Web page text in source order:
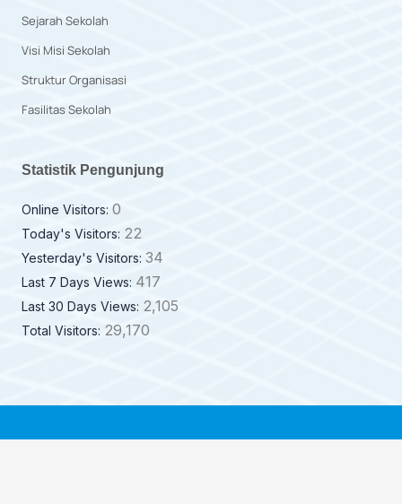
Sejarah Sekolah
Visi Misi Sekolah
Struktur Organisasi
Fasilitas Sekolah
Statistik Pengunjung
Online Visitors: 0
Today's Visitors: 22
Yesterday's Visitors: 34
Last 7 Days Views: 417
Last 30 Days Views: 2,105
Total Visitors: 29,170